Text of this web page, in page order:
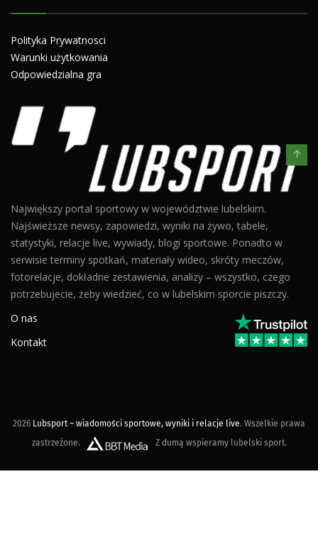
Polityka Prywatnosci
Warunki użytkowania
Odpowiedzialna gra
Największy portal sportowy w województwie lubelskim.
Najświeższe newsy, zapowiedzi, wyniki na żywo, tabele,
statystyki, relacje live, wywiady, blogi sportowe. Ponadto w
serwisie terminy spotkań, materiały wideo, skróty meczów,
fotorelacje, dokładne zestawienia, analizy – wszystko, czego
potrzebujecie, żeby wiedzieć, co w lubelskim sporcie piszczy.
O nas
Kontakt
2026 Lubsport – wiadomości sportowe, wyniki i relacje live. Wszelkie prawa
zastrzeżone.
Z dumą wspieramy lubelski sport.